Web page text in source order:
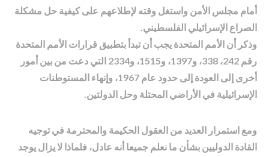
أمام مجلس الأمن واستغل وقته لإطلاعهم على كيفية حل مشكلة
الصراع الإسرائيلي الفلسطيني.
وذكر أن الأمم المتحدة يجب أن تبدأ بتطبيق قرارات الأمم المتحدة
رقم 242، 338، و1397، و1515، و2334 التي دعت من بين أمور
أخرى إلى العودة إلى حدود عام 1967، وإنهاء المستوطنات
الإسرائيلية في الأراضي المحتلة وحل الدولتين.
ومع استمرار العديد من العقول الحكيمة والمحترمة في توجيه
القادة الدوليين بشأن ما نعلم جميعا أنه عادل، فلماذا لا يزال يوجد